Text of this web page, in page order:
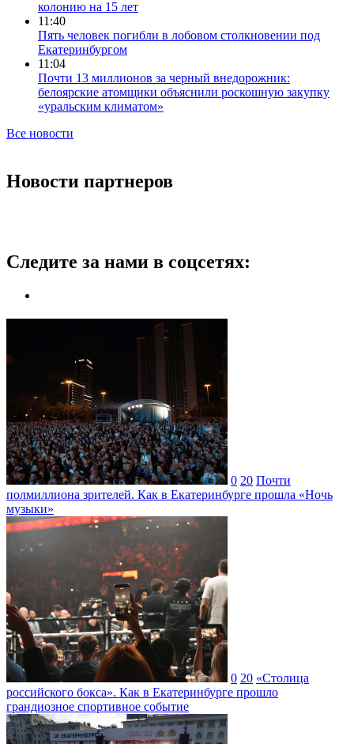
колонию на 15 лет
11:40
Пять человек погибли в лобовом столкновении под
Екатеринбургом
11:04
Почти 13 миллионов за черный внедорожник:
белоярские атомщики объяснили роскошную закупку
«уральским климатом»
Все новости
Новости партнеров
Следите за нами в соцсетях:
0 20 Почти
полмиллиона зрителей. Как в Екатеринбурге прошла «Ночь
музыки»
0 20 «Столица
российского бокса». Как в Екатеринбурге прошло
грандиозное спортивное событие